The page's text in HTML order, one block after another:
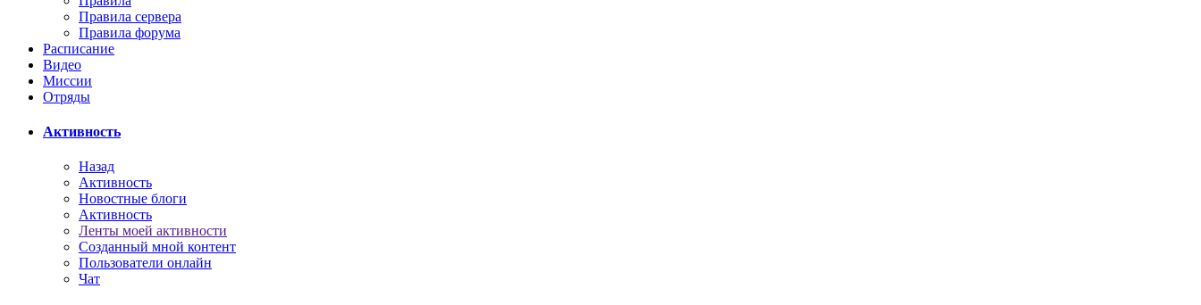
Правила сервера
Правила форума
Расписание
Видео
Миссии
Отряды
Активность
Назад
Активность
Новостные блоги
Активность
Ленты моей активности
Созданный мной контент
Пользователи онлайн
Чат